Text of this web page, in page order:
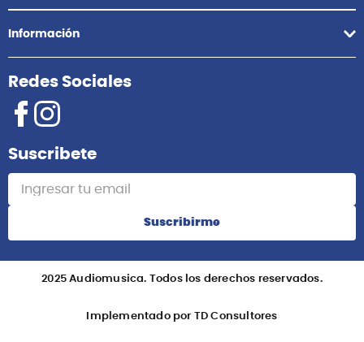
Información
Redes Sociales
Suscribete
Suscribirme
2025 Audiomusica. Todos los derechos reservados.
Implementado por TD Consultores